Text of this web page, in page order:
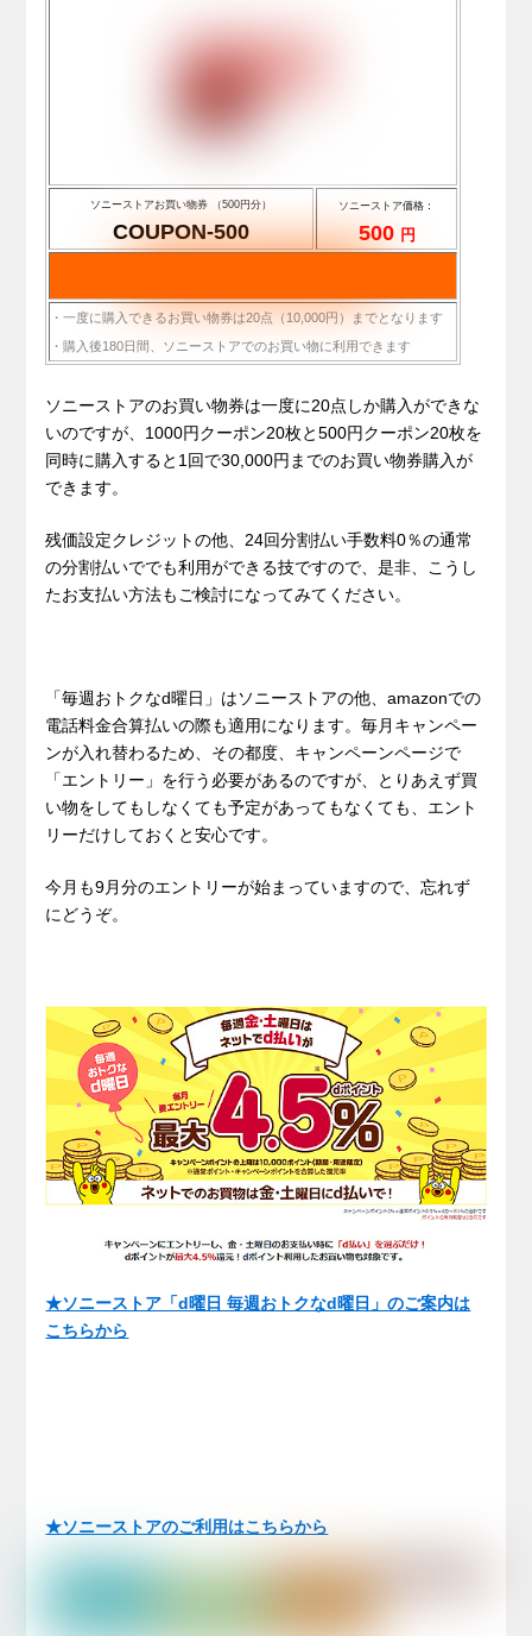
ソニーストアお買い物券 （500円分）
COUPON-500
ソニーストア価格：
500 円
・一度に購入できるお買い物券は20点（10,000円）までとなります
・購入後180日間、ソニーストアでのお買い物に利用できます
ソニーストアのお買い物券は一度に20点しか購入ができな
いのですが、1000円クーポン20枚と500円クーポン20枚を
同時に購入すると1回で30,000円までのお買い物券購入が
できます。
残価設定クレジットの他、24回分割払い手数料0％の通常
の分割払いででも利用ができる技ですので、是非、こうし
たお支払い方法もご検討になってみてください。
「毎週おトクなd曜日」はソニーストアの他、amazonでの
電話料金合算払いの際も適用になります。毎月キャンペー
ンが入れ替わるため、その都度、キャンペーンページで
「エントリー」を行う必要があるのですが、とりあえず買
い物をしてもしなくても予定があってもなくても、エント
リーだけしておくと安心です。
今月も9月分のエントリーが始まっていますので、忘れず
にどうぞ。
★ソニーストア「d曜日 毎週おトクなd曜日」のご案内は
こちらから
★ソニーストアのご利用はこちらから